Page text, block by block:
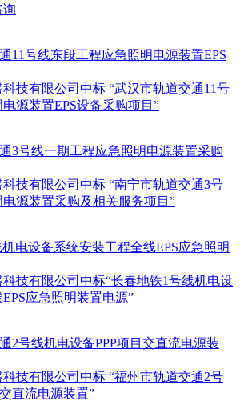
询
11号线东段工程应急照明电源装置EPS
技有限公司中标 “武汉市轨道交通11号
源装置EPS设备采购项目”
3号线一期工程应急照明电源装置采购
技有限公司中标 “南宁市轨道交通3号
源装置采购及相关服务项目”
电设备系统安装工程全线EPS应急照明
技有限公司中标“长春地铁1号线机电设
应急照明装置电源”
2号线机电设备PPP项目交直流电源装
技有限公司中标 “福州市轨道交通2号
直流电源装置”